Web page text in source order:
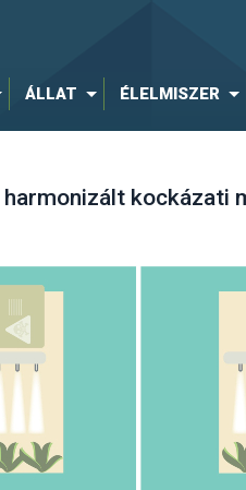
ÁLLAT ÉLELMISZER
kockázati